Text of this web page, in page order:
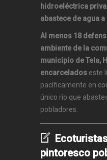
hidroeléctrica
abastece de agua
Al menos 18
ambiente de la
municipio de Tela,
encarcelados este
pacíficamente en
único río que
pobladores.
pintoresco